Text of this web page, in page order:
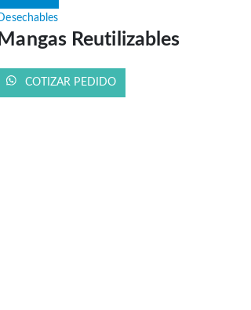
Desechables
Mangas Reutilizables
COTIZAR PEDIDO